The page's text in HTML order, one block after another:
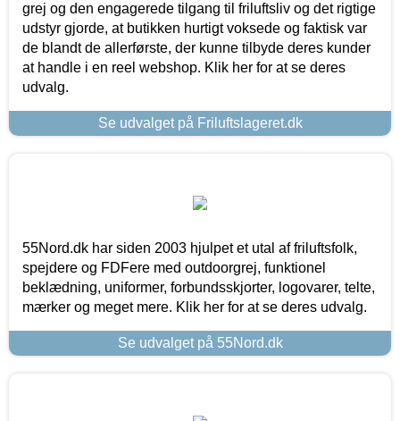
grej og den engagerede tilgang til friluftsliv og det rigtige
udstyr gjorde, at butikken hurtigt voksede og faktisk var
de blandt de allerførste, der kunne tilbyde deres kunder
at handle i en reel webshop. Klik her for at se deres
udvalg.
Se udvalget på Friluftslageret.dk
55Nord.dk har siden 2003 hjulpet et utal af friluftsfolk,
spejdere og FDFere med outdoorgrej, funktionel
beklædning, uniformer, forbundsskjorter, logovarer, telte,
mærker og meget mere. Klik her for at se deres udvalg.
Se udvalget på 55Nord.dk